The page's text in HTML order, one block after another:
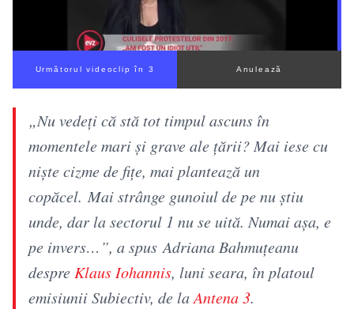
Următorul videoclip în 2 Anulează
„Nu vedeți că stă tot timpul ascuns în
momentele mari și grave ale țării? Mai iese cu
niște cizme de fițe, mai plantează un
copăcel. Mai strânge gunoiul de pe nu știu
unde, dar la sectorul 1 nu se uită. Numai așa, e
pe invers…”, a spus Adriana Bahmuțeanu
despreKlaus Iohannis, luni seara, în platoul
emisiunii Subiectiv, de laAntena 3.